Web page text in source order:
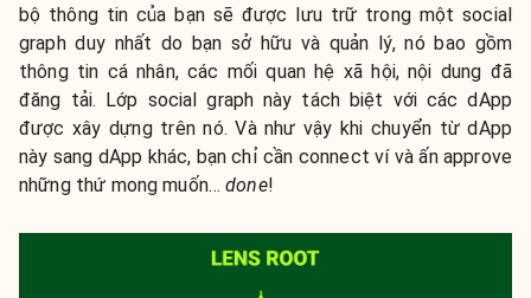
bộ thông tin của bạn sẽ được lưu trữ trong một social
graph duy nhất do bạn sở hữu và quản lý, nó bao gồm
thông tin cá nhân, các mối quan hệ xã hội, nội dung đã
đăng tải. Lớp social graph này tách biệt với các dApp
được xây dựng trên nó. Và như vậy khi chuyển từ dApp
này sang dApp khác, bạn chỉ cần connect ví và ấn approve
những thứ mong muốn…done!